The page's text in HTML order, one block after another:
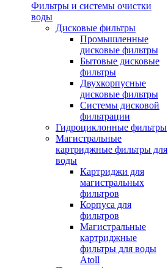
Фильтры и системы очистки
воды
Дисковые фильтры
Промышленные
дисковые фильтры
Бытовые дисковые
фильтры
Двухкорпусные
дисковые фильтры
Системы дисковой
фильтрации
Гидроциклонные фильтры
Магистральные
картриджные фильтры для
воды
Картриджи для
магистральных
фильтров
Корпуса для
фильтров
Магистральные
картриджные
фильтры для воды
Atoll